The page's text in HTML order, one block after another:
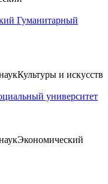
Гуманитарный
Культуры и искусств
университет
Экономический